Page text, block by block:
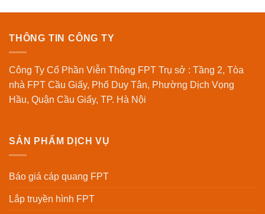
THÔNG TIN CÔNG TY
Công Ty Cổ Phần Viễn Thông FPT Trụ sở : Tầng 2, Tòa
nhà FPT Cầu Giấy, Phố Duy Tân, Phường Dịch Vọng
Hầu, Quận Cầu Giấy, TP. Hà Nội
SẢN PHẨM DỊCH VỤ
Báo giá cáp quang FPT
Lắp truyền hình FPT